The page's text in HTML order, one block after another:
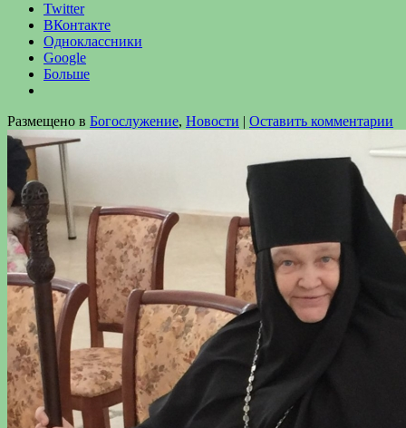
Twitter
ВКонтакте
Одноклассники
Google
Больше
Размещено в Богослужение, Новости | Оставить комментарии